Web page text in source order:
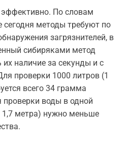
По словам
сегодня методы требуют по
загрязнителей, в
сибиряками метод
их наличие за секунды и с
проверки 1000 литров (1
всего 34 грамма
проверки воды в одной
1,7 метра) нужно меньше